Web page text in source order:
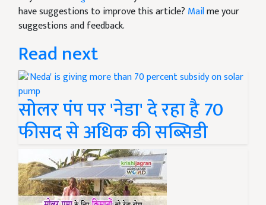
have suggestions to improve this article? Mailme your
suggestions and feedback.
Read next
सोलर पंप पर 'नेडा' दे रहा है 70
फीसद से अधिक की सब्सिडी